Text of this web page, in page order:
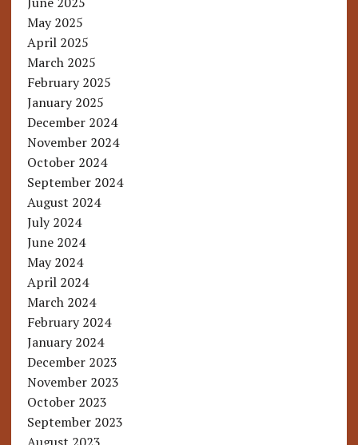
May 2025
April 2025
March 2025
February 2025
January 2025
December 2024
November 2024
October 2024
September 2024
August 2024
July 2024
June 2024
May 2024
April 2024
March 2024
February 2024
January 2024
December 2023
November 2023
October 2023
September 2023